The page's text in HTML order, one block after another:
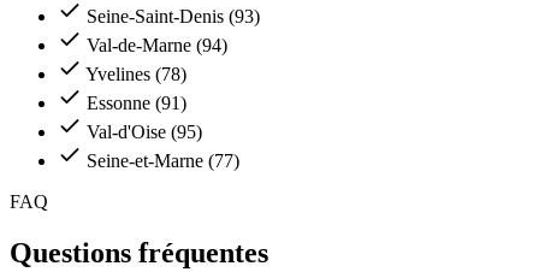
Seine-Saint-Denis (93)
Val-de-Marne (94)
Yvelines (78)
Essonne (91)
Val-d'Oise (95)
Seine-et-Marne (77)
FAQ
Questions fréquentes